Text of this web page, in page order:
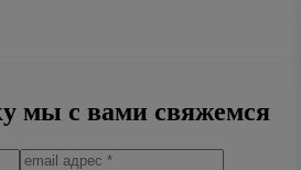
мы с вами свяжемся